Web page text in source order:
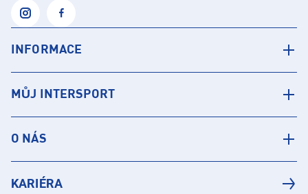
INFORMACE
MŮJ INTERSPORT
O NÁS
KARIÉRA